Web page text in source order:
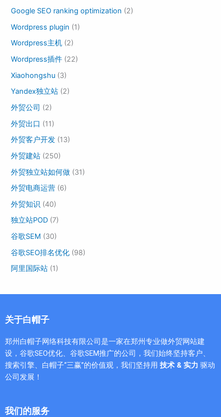
Google SEO ranking optimization (2)
Wordpress plugin (1)
Wordpress主机 (2)
Wordpress插件 (22)
Xiaohongshu (3)
Yandex独立站 (2)
外贸公司 (2)
外贸出口 (11)
外贸客户开发 (13)
外贸建站 (250)
外贸独立站如何做 (31)
外贸电商运营 (6)
外贸知识 (40)
独立站POD (7)
谷歌SEM (30)
谷歌SEO排名优化 (98)
阿里国际站 (1)
关于白帽子
郑州白帽子网络科技有限公司是一家在郑州专业做外贸网站建
设，谷歌SEO优化、谷歌SEM推广的公司，我们始终坚持客户、
搜索引擎、白帽子“三赢”的价值观，我们坚持用 技术 & 实力 驱动
公司发展！
我们的服务